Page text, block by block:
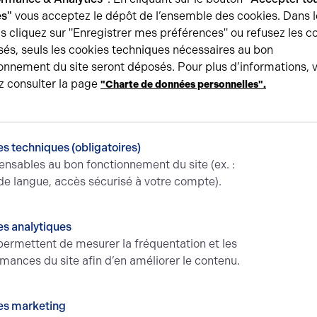
réseau de PME et PMI issues des nouvelles technologies
diversifié à l'échelle du pays elbeuviens.
soutenue par la
une extension significative. Un terrain de
ex-Energizer) le long de la rue Lesage-Maille a
Le TAE y a construit un
APA y a développé son nouveau bâtiment avec un
parcelle de
dans le secteur de Rouen
vous acceptez le dépôt de l’ensemble des cookies. Dans
cliquez sur "Enregistrer mes préférences" ou refusez les
seuls les cookies techniques nécessaires au bon
du site seront déposés. Pour plus d’informations,
consulter la page "Charte de données personnelles".
techniques (obligatoires)
au bon fonctionnement du site (ex. :
langue, accès sécurisé à votre compte).
analytiques
de mesurer la fréquentation et les
du site afin d’en améliorer le contenu.
marketing